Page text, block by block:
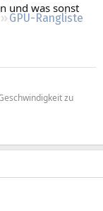
GPU-Rangliste
und was sonst
zu